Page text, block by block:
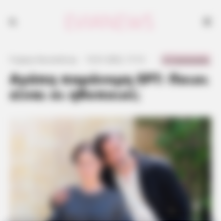
Αγάπη παράνομη ΕΡΤ: Ποιοι
είναι οι ηθοποιοί;